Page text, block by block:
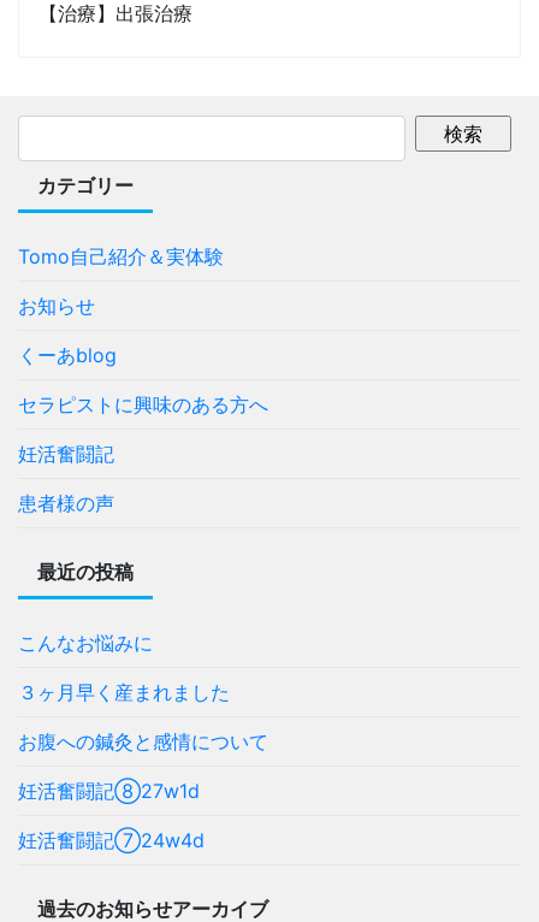
【治療】出張治療
カテゴリー
Tomo自己紹介＆実体験
お知らせ
くーあblog
セラピストに興味のある方へ
妊活奮闘記
患者様の声
最近の投稿
こんなお悩みに
３ヶ月早く産まれました
お腹への鍼灸と感情について
妊活奮闘記⑧27w1d
妊活奮闘記⑦24w4d
過去のお知らせアーカイブ